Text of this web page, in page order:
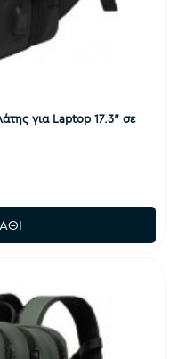
για Laptop 17.3" σε